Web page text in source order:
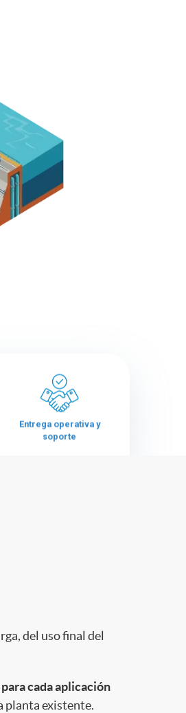
Entrega operativa y
soporte
del uso final del
cada aplicación
planta existente.